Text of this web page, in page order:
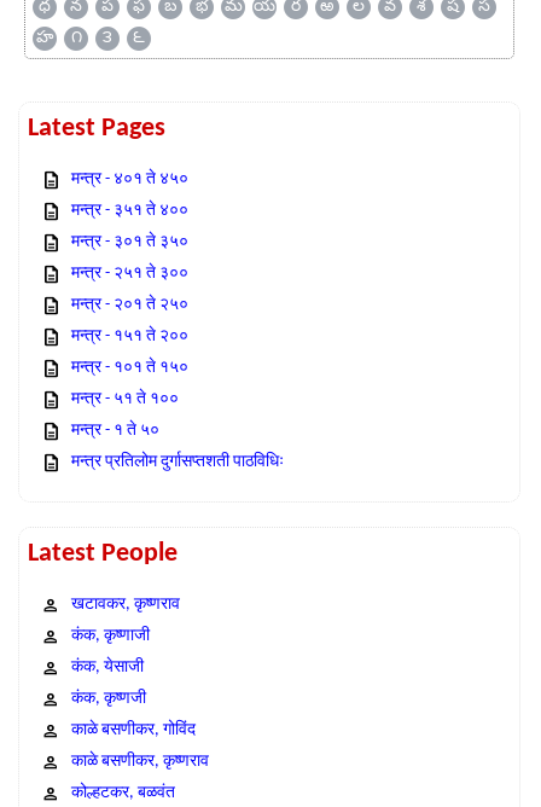
ధ
న ప ఫ బ భ మ య ర ఱ ల వ శ ష
స
హ
౧ ౩ ౬
Latest Pages
मन्त्र - ४०१ ते ४५०
मन्त्र - ३५१ ते ४००
मन्त्र - ३०१ ते ३५०
मन्त्र - २५१ ते ३००
मन्त्र - २०१ ते २५०
मन्त्र - १५१ ते २००
मन्त्र - १०१ ते १५०
मन्त्र - ५१ ते १००
मन्त्र - १ ते ५०
मन्त्र प्रतिलोम दुर्गासप्तशती पाठविधिः
Latest People
खटावकर, कृष्णराव
कंक, कृष्णाजी
कंक, येसाजी
कंक, कृष्णजी
काळे बसणीकर, गोविंद
काळे बसणीकर, कृष्णराव
कोल्हटकर, बळवंत